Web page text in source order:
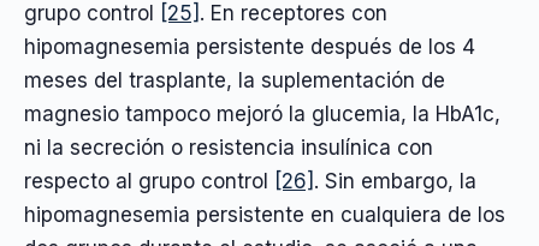
grupo control
[25] . En receptores con
hipomagnesemia persistente después de los 4
meses del trasplante, la suplementación de
magnesio tampoco mejoró la glucemia, la HbA1c,
ni la secreción o resistencia insulínica con
respecto al grupo control
[26] . Sin embargo, la
hipomagnesemia persistente en cualquiera de los